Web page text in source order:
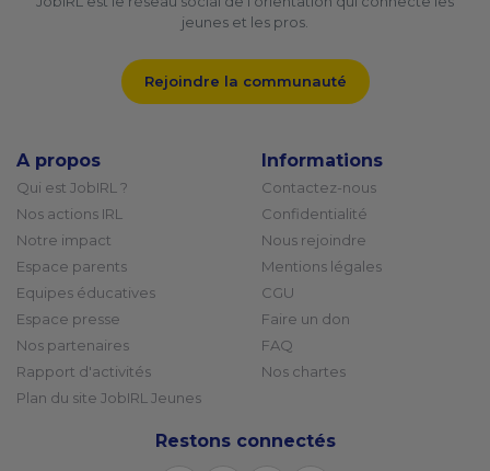
jeunes et les pros.
Rejoindre la communauté
A propos
Qui est JobIRL ?
Nos actions IRL
Notre impact
Espace parents
Equipes éducatives
Espace presse
Nos partenaires
Rapport d'activités
Plan du site JobIRL Jeunes
Informations
Contactez-nous
Confidentialité
Nous rejoindre
Mentions légales
CGU
Faire un don
FAQ
Nos chartes
Restons connectés